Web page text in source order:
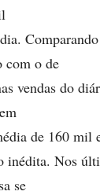
com o de
vendas do
de 160 mil
inédita. Nos
se